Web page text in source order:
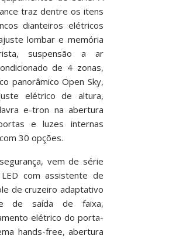
traz dentre os itens
dianteiros elétricos
lombar e memória
suspensão a ar
de 4 zonas,
panorâmico Open Sky,
elétrico de altura,
e-tron na abertura
e luzes internas
30 opções.
vem de série
com assistente de
de cruzeiro adaptativo
de saída de faixa,
elétrico do porta-
hands-free, abertura